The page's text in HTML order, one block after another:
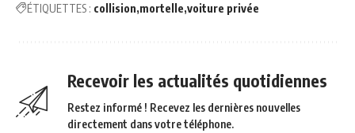
ÉTIQUETTES : collision mortelle voiture privée
Recevoir les actualités quotidiennes
Restez informé ! Recevez les dernières nouvelles
directement dans votre téléphone.